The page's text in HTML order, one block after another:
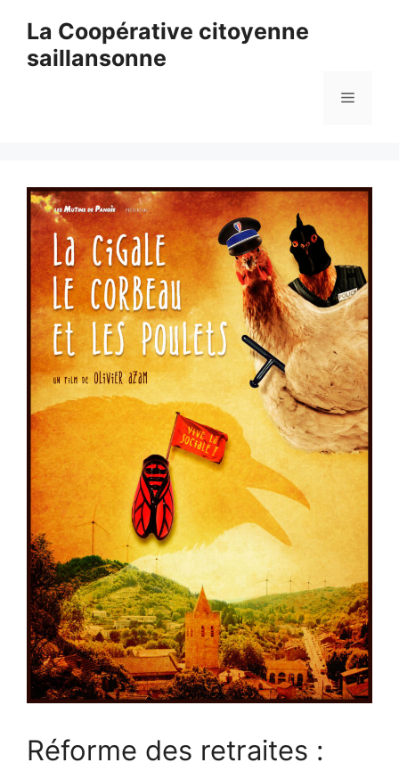
contenu
La Coopérative citoyenne
saillansonne
Menu
Réforme des retraites :